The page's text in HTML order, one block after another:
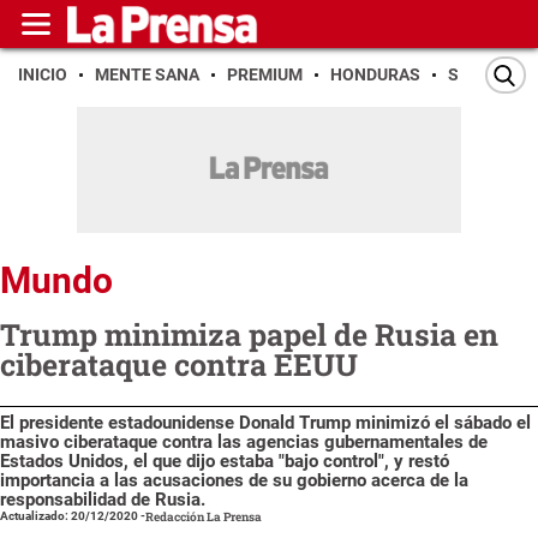
INICIO MENTE SANA PREMIUM HONDURAS SAN PEDRO
Mundo
Trump minimiza papel de Rusia en
ciberataque contra EEUU
El presidente estadounidense Donald Trump minimizó el sábado el
masivo ciberataque contra las agencias gubernamentales de
Estados Unidos, el que dijo estaba "bajo control", y restó
importancia a las acusaciones de su gobierno acerca de la
responsabilidad de Rusia.
Actualizado: 20/12/2020-Redacción La Prensa